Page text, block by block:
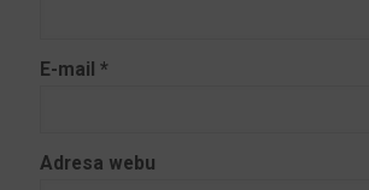
E-mail *
Adresa webu